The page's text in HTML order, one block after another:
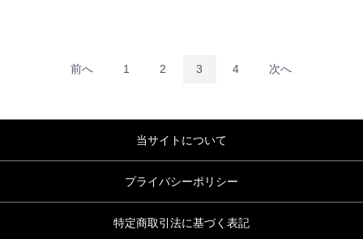
前へ 1 2 3 4 次へ
当サイトについて
プライバシーポリシー
特定商取引法に基づく表記